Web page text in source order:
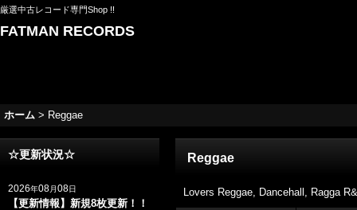
厳選中古レコード専門Shop !!
FATMAN RECORDS
ホーム > Reggae
☆更新状況☆
2026年08月08日
【更新情報】新規8枚更新！！
Reggae
Lovers Reggae, Dancehall, Ragga